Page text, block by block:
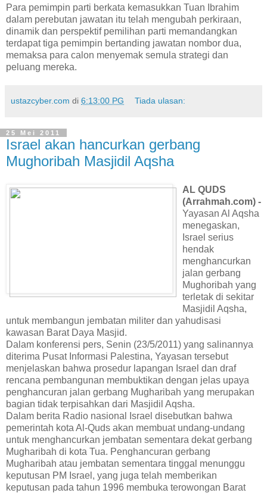
Para pemimpin parti berkata kemasukkan Tuan Ibrahim
dalam perebutan jawatan itu telah mengubah perkiraan,
dinamik dan perspektif pemilihan parti memandangkan
terdapat tiga pemimpin bertanding jawatan nombor dua,
memaksa para calon menyemak semula strategi dan
peluang mereka.
ustazcyber.com di 6:13:00 PG Tiada ulasan:
25 Mei 2011
Israel akan hancurkan gerbang
Mughoribah Masjidil Aqsha
AL QUDS
(Arrahmah.com) -
Yayasan Al Aqsha
menegaskan,
Israel serius
hendak
menghancurkan
jalan gerbang
Mughoribah yang
terletak di sekitar
Masjidil Aqsha,
untuk membangun jembatan militer dan yahudisasi
kawasan Barat Daya Masjid.
Dalam konferensi pers, Senin (23/5/2011) yang salinannya
diterima Pusat Informasi Palestina, Yayasan tersebut
menjelaskan bahwa prosedur lapangan Israel dan draf
rencana pembangunan membuktikan dengan jelas upaya
penghancuran jalan gerbang Mugharibah yang merupakan
bagian tidak terpisahkan dari Masjidil Aqsha.
Dalam berita Radio nasional Israel disebutkan bahwa
pemerintah kota Al-Quds akan membuat undang-undang
untuk menghancurkan jembatan sementara dekat gerbang
Mugharibah di kota Tua. Penghancuran gerbang
Mugharibah atau jembatan sementara tinggal menunggu
keputusan PM Israel, yang juga telah memberikan
keputusan pada tahun 1996 membuka terowongan Barat